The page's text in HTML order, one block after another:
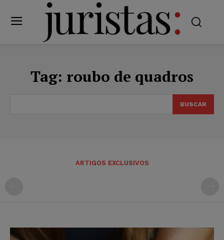
Tag: roubo de quadros
BUSCAR
ARTIGOS EXCLUSIVOS